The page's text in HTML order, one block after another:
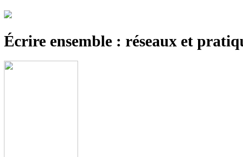
Écrire ensemble : réseaux et